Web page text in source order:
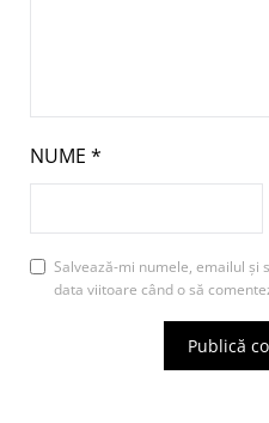
NUME *
Salvează-mi numele, emailul și
data viitoare când o să